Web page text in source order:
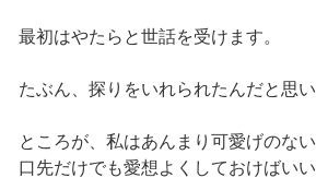
最初はやたらと世話を受けます。
たぶん、探りをいれられたんだと思い
ところが、私はあんまり可愛げのない
口先だけでも愛想よくしておけばい